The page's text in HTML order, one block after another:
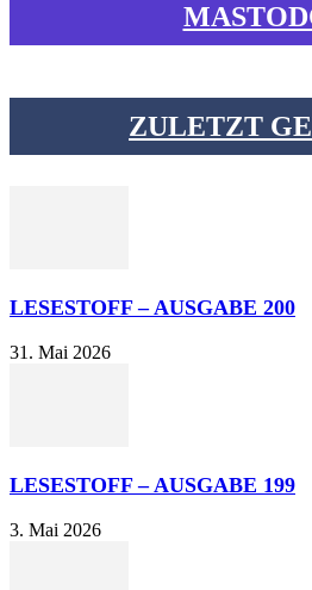
ZULETZT
LESESTOFF – AUSGABE 200
31. Mai 2026
LESESTOFF – AUSGABE 199
3. Mai 2026